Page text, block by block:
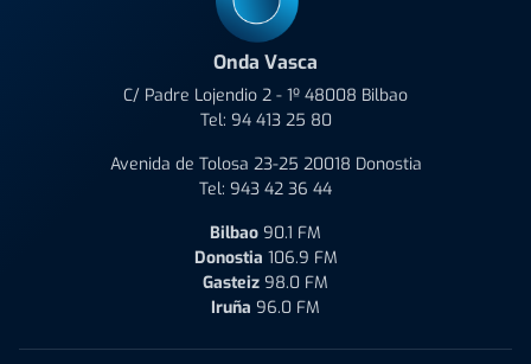
Onda Vasca
C/ Padre Lojendio 2 - 1º 48008 Bilbao
Tel: 94 413 25 80
Avenida de Tolosa 23-25 20018 Donostia
Tel: 943 42 36 44
Bilbao 90.1 FM
Donostia 106.9 FM
Gasteiz 98.0 FM
Iruña 96.0 FM